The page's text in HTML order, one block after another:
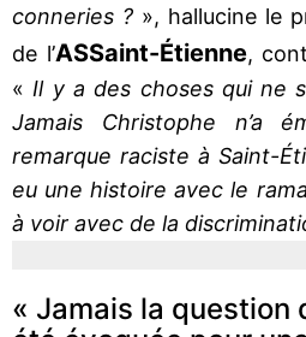
conneries ? », hallucine le
de l’ASSaint-Étienne,
« Il y a des choses qui ne
Jamais Christophe n’a
remarque raciste à Saint-
eu une histoire avec le
à voir avec de la
« Jamais la question